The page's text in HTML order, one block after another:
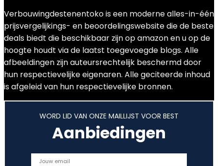
Verbouwingdestenentoko is een moderne alles-in-één
prijsvergelijkings- en beoordelingswebsite die de beste
deals biedt die beschikbaar zijn op amazon en u op de
hoogte houdt via de laatst toegevoegde blogs. Alle
afbeeldingen zijn auteursrechtelijk beschermd door
hun respectievelijke eigenaren. Alle geciteerde inhoud
is afgeleid van hun respectievelijke bronnen.
WORD LID VAN ONZE MAILLIJST VOOR BEST
Aanbiedingen